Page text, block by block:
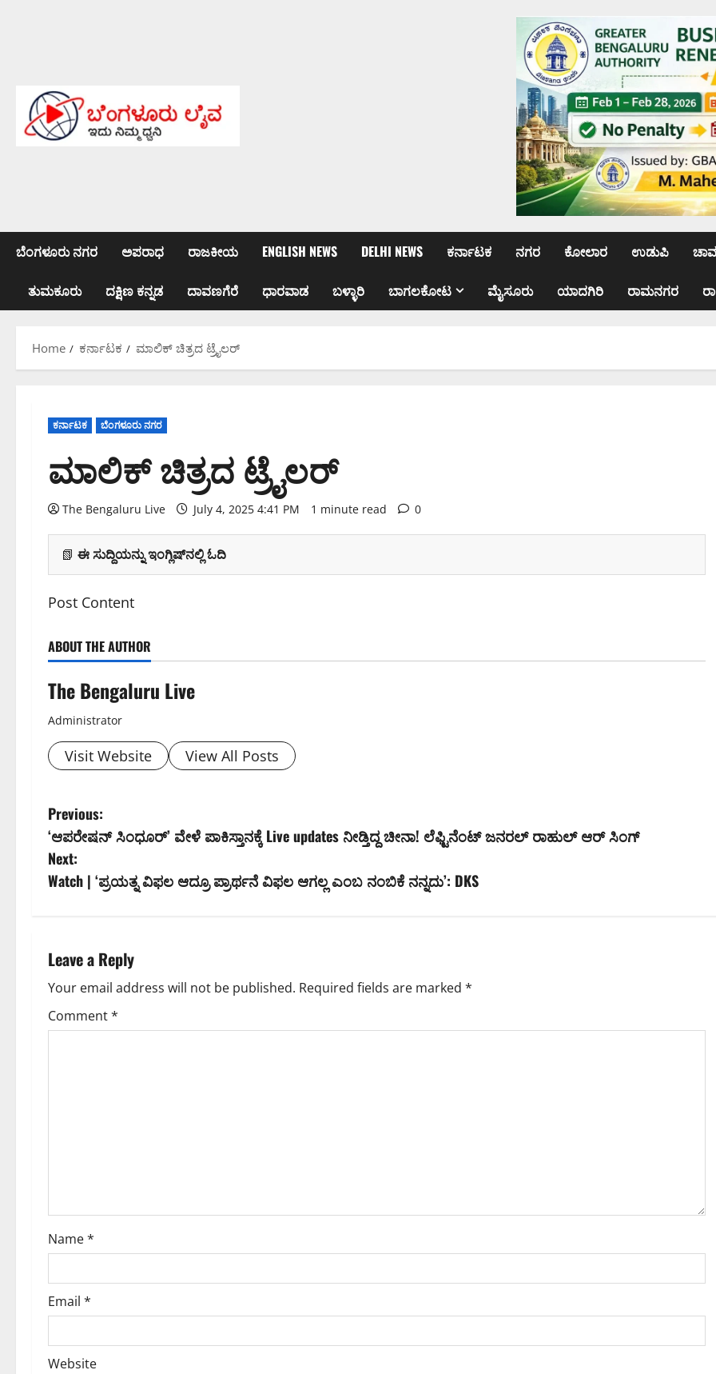
ಬೆಂಗಳೂರು ನಗರ ಅಪರಾಧ ರಾಜಕೀಯ ENGLISH NEWS DELHI NEWS ಕರ್ನಾಟಕ ನಗರ ಕೋಲಾರ ಉಡುಪಿ
ತುಮಕೂರು ದಕ್ಷಿಣ ಕನ್ನಡ ದಾವಣಗೆರೆ ಧಾರವಾಡ ಬಳ್ಳಾರಿ ಬಾಗಲಕೋಟ ಮೈಸೂರು ಯಾದಗಿರಿ ರಾಮನಗರ
Home ಕರ್ನಾಟಕ ಮಾಲಿಕ್ ಚಿತ್ರದ ಟ್ರೈಲರ್
ಕರ್ನಾಟಕ ಬೆಂಗಳೂರು ನಗರ
ಮಾಲಿಕ್ ಚಿತ್ರದ ಟ್ರೈಲರ್
The Bengaluru Live July 4, 2025 4:41 PM 1 minute read 0
📗 ಈ ಸುದ್ದಿಯನ್ನು ಇಂಗ್ಲಿಷ್‌ನಲ್ಲಿ ಓದಿ
Post Content
ABOUT THE AUTHOR
The Bengaluru Live
Administrator
Visit Website View All Posts
P
o
s
n
a
v
o
n
Previous:
‘ಆಪರೇಷನ್ ಸಿಂಧೂರ್’ ವೇಳೆ ಪಾಕಿಸ್ತಾನಕ್ಕೆ Live updates ನೀಡ್ತಿದ್ದ ಚೀನಾ! ಲೆಫ್ಟಿನೆಂಟ್ ಜನರಲ್ ರಾಹುಲ್ ಆರ್ ಸಿಂಗ್
Next:
Watch | ‘ಪ್ರಯತ್ನ ವಿಫಲ ಆದ್ರೂ ಪ್ರಾರ್ಥನೆ ವಿಫಲ ಆಗಲ್ಲ ಎಂಬ ನಂಬಿಕೆ ನನ್ನದು’: DKS
Leave a Reply
Your email address will not be published. Required fields are marked *
Comment*
Name*
Email *
Website